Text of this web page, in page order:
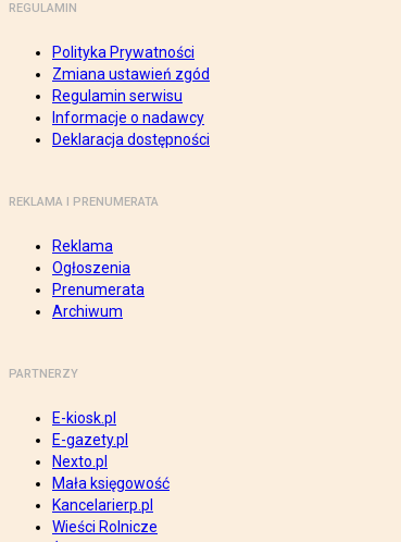
REGULAMIN
Polityka Prywatności
Zmiana ustawień zgód
Regulamin serwisu
Informacje o nadawcy
Deklaracja dostępności
REKLAMA I PRENUMERATA
Reklama
Ogłoszenia
Prenumerata
Archiwum
PARTNERZY
E-kiosk.pl
E-gazety.pl
Nexto.pl
Mała księgowość
Kancelarierp.pl
Wieści Rolnicze